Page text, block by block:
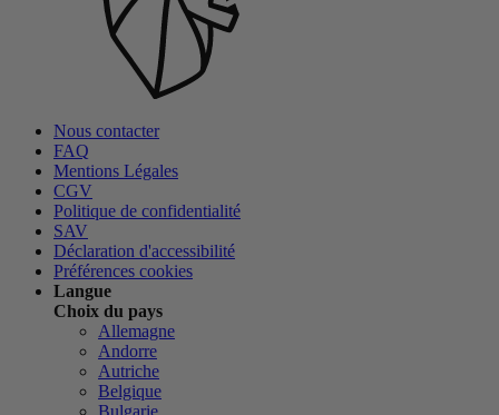
Nous contacter
FAQ
Mentions Légales
CGV
Politique de confidentialité
SAV
Déclaration d'accessibilité
Préférences cookies
Langue
Choix du pays
Allemagne
Andorre
Autriche
Belgique
Bulgarie